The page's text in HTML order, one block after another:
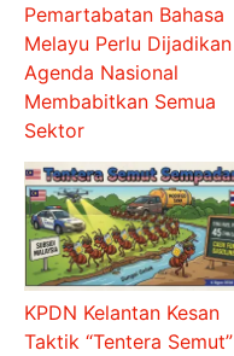
Pemartabatan Bahasa
Melayu Perlu Dijadikan
Agenda Nasional
Membabitkan Semua
Sektor
KPDN Kelantan Kesan
Taktik “Tentera Semut”